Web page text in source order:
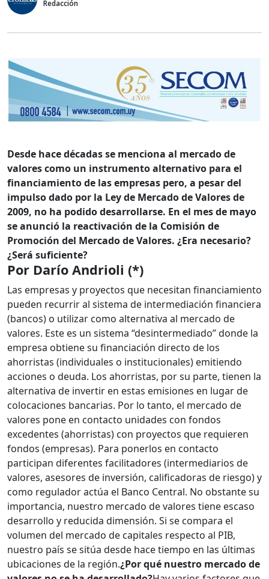
Redacción
Desde hace décadas se menciona al mercado de
valores como un instrumento alternativo para el
financiamiento de las empresas pero, a pesar del
impulso dado por la Ley de Mercado de Valores de
2009, no ha podido desarrollarse. En el mes de mayo
se anunció la reactivación de la Comisión de
Promoción del Mercado de Valores. ¿Era necesario?
¿Será suficiente?
Por Darío Andrioli (*)
Las empresas y proyectos que necesitan financiamiento
pueden recurrir al sistema de intermediación financiera
(bancos) o utilizar como alternativa al mercado de
valores. Este es un sistema “desintermediado” donde la
empresa obtiene su financiación directo de los
ahorristas (individuales o institucionales) emitiendo
acciones o deuda. Los ahorristas, por su parte, tienen la
alternativa de invertir en estas emisiones en lugar de
colocaciones bancarias. Por lo tanto, el mercado de
valores pone en contacto unidades con fondos
excedentes (ahorristas) con proyectos que requieren
fondos (empresas). Para ponerlos en contacto
participan diferentes facilitadores (intermediarios de
valores, asesores de inversión, calificadoras de riesgo) y
como regulador actúa el Banco Central. No obstante su
importancia, nuestro mercado de valores tiene escaso
desarrollo y reducida dimensión. Si se compara el
volumen del mercado de capitales respecto al PIB,
nuestro país se sitúa desde hace tiempo en las últimas
ubicaciones de la región.¿Por qué nuestro mercado de